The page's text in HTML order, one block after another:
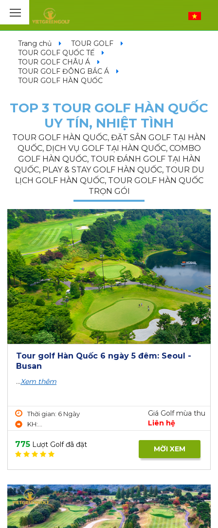
Trang chủ
TOUR GOLF
TOUR GOLF QUỐC TẾ
TOUR GOLF CHÂU Á
TOUR GOLF ĐÔNG BẮC Á
TOUR GOLF HÀN QUỐC
TOP 3 TOUR GOLF HÀN QUỐC
UY TÍN, NHIỆT TÌNH
TOUR GOLF HÀN QUỐC, ĐẶT SÂN GOLF TẠI HÀN
QUỐC, DỊCH VỤ GOLF TẠI HÀN QUỐC, COMBO
GOLF HÀN QUỐC, TOUR ĐÁNH GOLF TẠI HÀN
QUỐC, PLAY & STAY GOLF HÀN QUỐC, TOUR DU
LỊCH GOLF HÀN QUỐC, TOUR GOLF HÀN QUỐC
TRỌN GÓI
Tour golf Hàn Quốc 6 ngày 5 đêm: Seoul -
Busan
...Xem thêm
Thời gian: 6 Ngày
KH:...
Giá Golf mùa thu
Liên hệ
775 Lượt Golf đã đặt MỜI XEM